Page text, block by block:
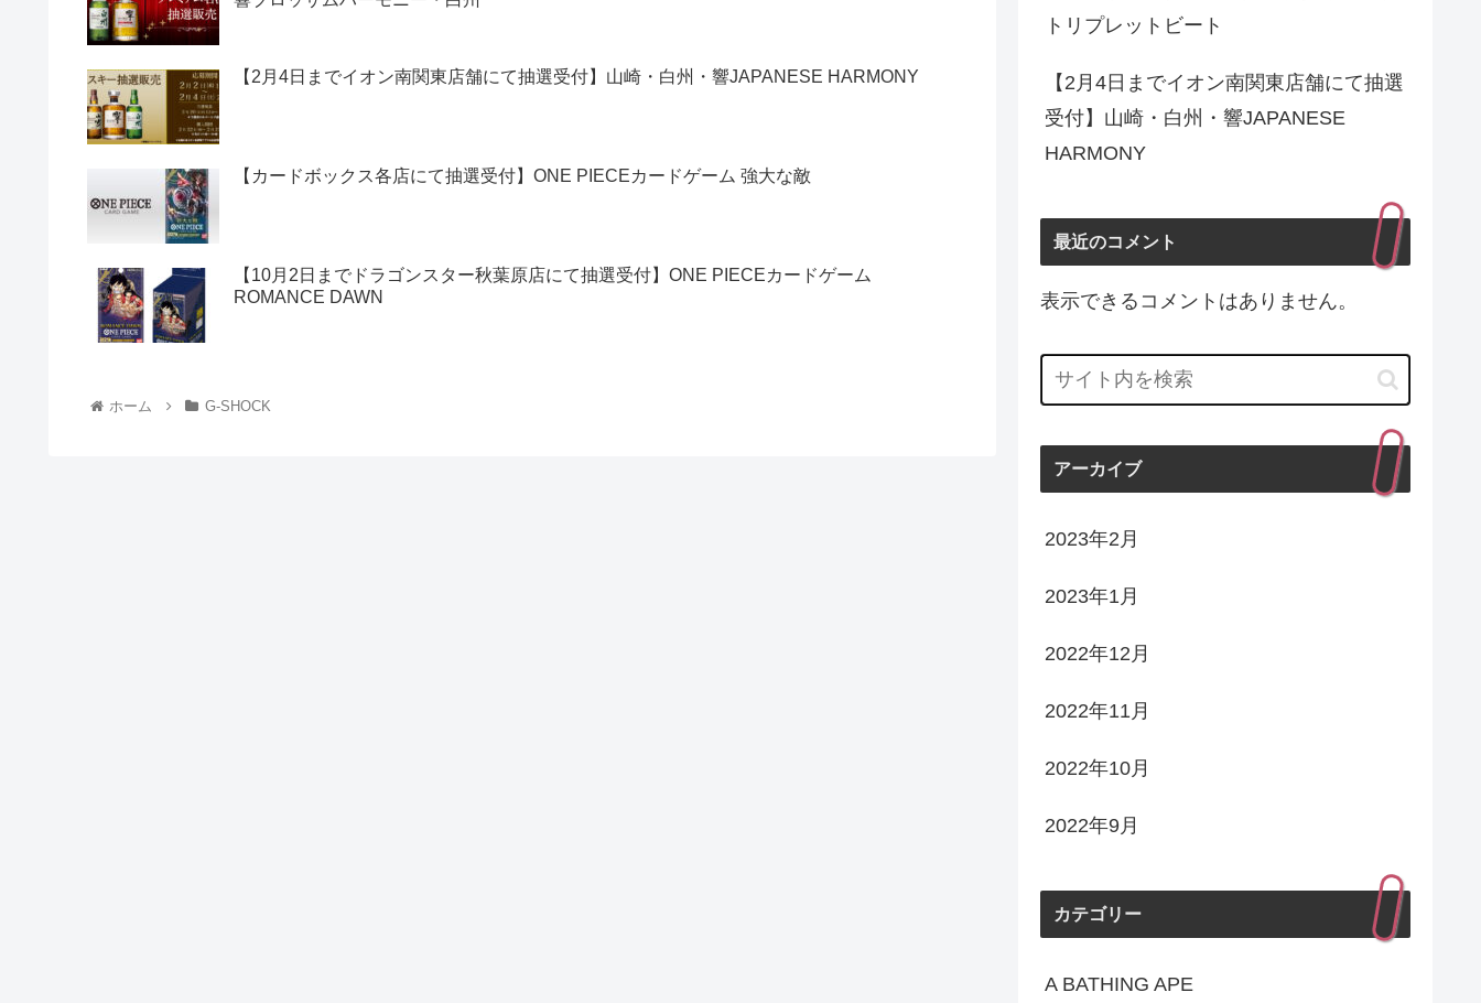
【2月4日までイオン南関東店舗にて抽選受付】山崎・白州・響JAPANESE HARMONY
【カードボックス各店にて抽選受付】ONE PIECEカードゲーム 強大な敵
【10月2日までドラゴンスター秋葉原店にて抽選受付】ONE PIECEカードゲーム
ROMANCE DAWN
ホーム G-SHOCK
トリプレットビート
【2月4日までイオン南関東店舗にて抽選
受付】山崎・白州・響JAPANESE
HARMONY
最近のコメント
表示できるコメントはありません。
アーカイブ
2023年2月
2023年1月
2022年12月
2022年11月
2022年10月
2022年9月
カテゴリー
A BATHING APE